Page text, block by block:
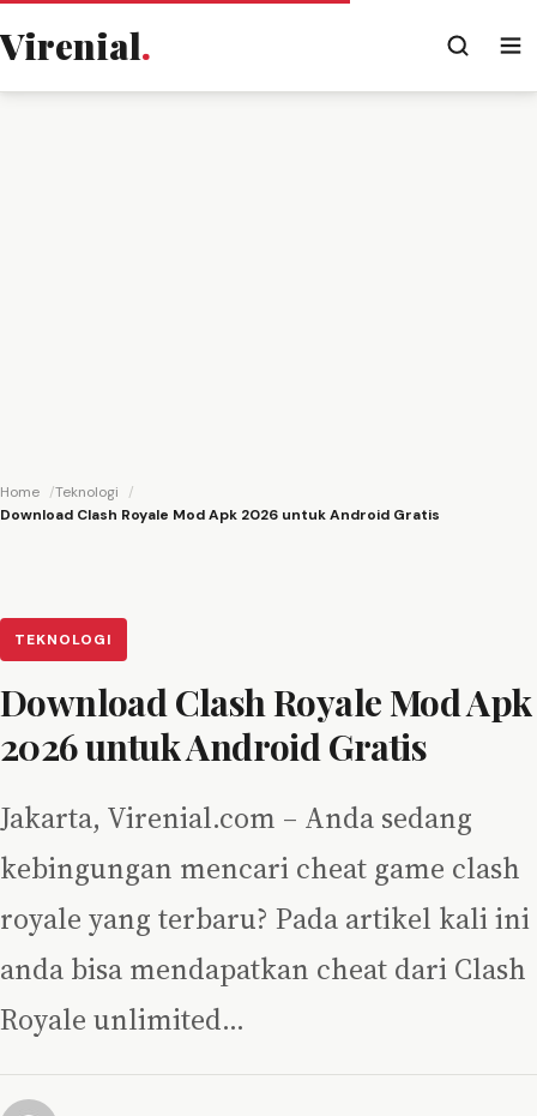
Virenial.
Home
Teknologi
Download Clash Royale Mod Apk 2026 untuk Android Gratis
TEKNOLOGI
Download Clash Royale Mod Apk
2026 untuk Android Gratis
Jakarta, Virenial.com – Anda sedang
kebingungan mencari cheat game clash
royale yang terbaru? Pada artikel kali ini
anda bisa mendapatkan cheat dari Clash
Royale unlimited…